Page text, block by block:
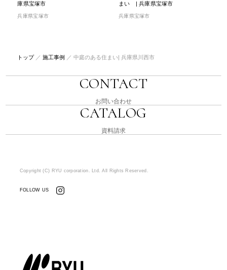
庫県宝塚市
兵庫県宝塚市
まい | 兵庫県宝塚市
兵庫県宝塚市
トップ／施工事例 ／中庭のある住まい| 兵庫県川西市
CONTACT
お問い合わせ
CATALOG
資料請求
Copyright (C) RYU corporation. Ltd. All Rights Reserved.
FOLLOW US